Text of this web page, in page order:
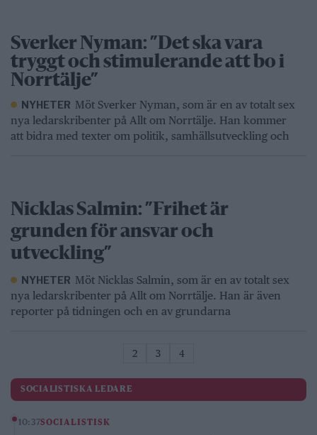
Sverker Nyman: ”Det ska vara
tryggt och stimulerande att bo i
Norrtälje”
NYHETER Möt Sverker Nyman, som är en av totalt sex
nya ledarskribenter på Allt om Norrtälje. Han kommer
att bidra med texter om politik, samhällsutveckling och
Nicklas Salmin: ”Frihet är
grunden för ansvar och
utveckling”
NYHETER Möt Nicklas Salmin, som är en av totalt sex
nya ledarskribenter på Allt om Norrtälje. Han är även
reporter på tidningen och en av grundarna
2 3 4
SOCIALISTISKA LEDARE
10:37SOCIALISTISK